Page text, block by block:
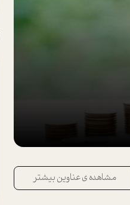
مشاهده ی عناوین بیشتر